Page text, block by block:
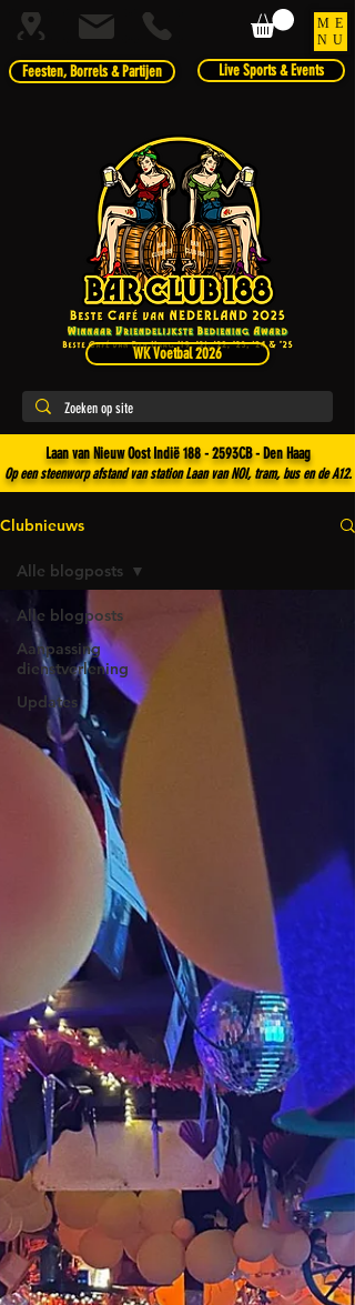
Feesten, Borrels & Partijen
ME
NU
Live Sports & Events
Laan van Nieuw Oost Indië 188 - 2593CB - Den Haag
Op een steenworp afstand van station Laan van NOI, tram, bus en de A12.
WK Voetbal 2026
Clubnieuws
Alle blogposts
Aanpassing
dienstverlening
Updates
Alle blogposts